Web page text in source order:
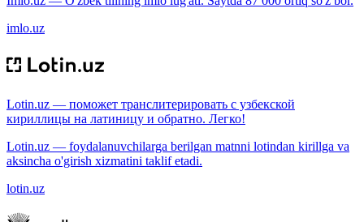
imlo.uz
Lotin.uz — поможет транслитерировать с узбекской
кириллицы на латиницу и обратно. Легко!
Lotin.uz — foydalanuvchilarga berilgan matnni lotindan kirillga va
aksincha o'girish xizmatini taklif etadi.
lotin.uz